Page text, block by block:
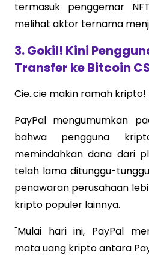
termasuk penggemar
melihat aktor ternama
3. Gokil! Kini
Transfer ke Bitcoin
Cie..cie makin ramah kripto!
PayPal mengumumkan
bahwa pengguna
memindahkan dana dari
telah lama ditunggu-
penawaran perusahaan
kripto populer lainnya.
"Mulai hari ini, PayPal
mata uang kripto antara